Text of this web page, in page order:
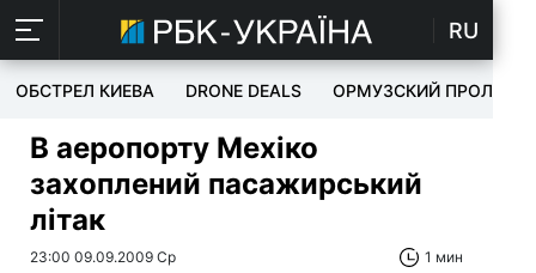
RU
ОБСТРЕЛ КИЕВА DRONE DEALS ОРМУЗСКИЙ ПРОЛИВ
В аеропорту Мехіко
захоплений пасажирський
літак
23:00 09.09.2009 Ср 1 мин